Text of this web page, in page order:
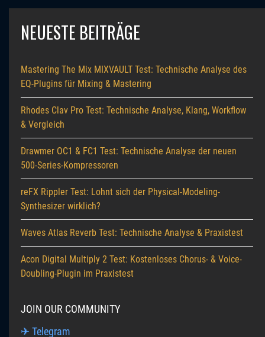
NEUESTE BEITRÄGE
Mastering The Mix MIXVAULT Test: Technische Analyse des
EQ-Plugins für Mixing & Mastering
Rhodes Clav Pro Test: Technische Analyse, Klang, Workflow
& Vergleich
Drawmer OC1 & FC1 Test: Technische Analyse der neuen
500-Series-Kompressoren
reFX Rippler Test: Lohnt sich der Physical-Modeling-
Synthesizer wirklich?
Waves Atlas Reverb Test: Technische Analyse & Praxistest
Acon Digital Multiply 2 Test: Kostenloses Chorus- & Voice-
Doubling-Plugin im Praxistest
JOIN OUR COMMUNITY
✈ Telegram